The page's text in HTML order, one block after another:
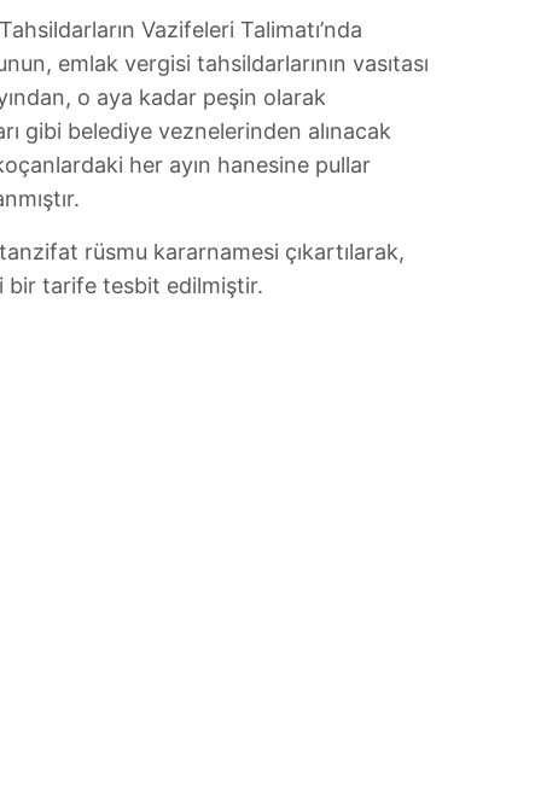
Vazifeleri Talimatı’nda
emlak vergisi tahsildarlarının vasıtası
o aya kadar peşin olarak
gibi belediye veznelerinden alınacak
her ayın hanesine pullar
rüsmu kararnamesi çıkartılarak,
bir tarife tesbit edilmiştir.